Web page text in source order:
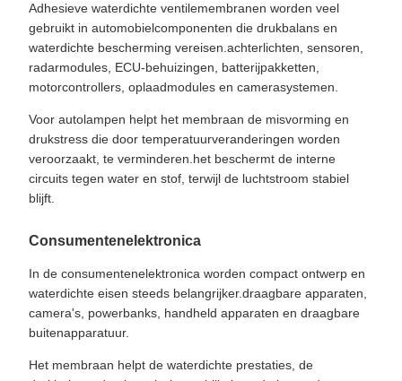
Adhesieve waterdichte ventilemembranen worden veel
gebruikt in automobielcomponenten die drukbalans en
waterdichte bescherming vereisen.achterlichten, sensoren,
radarmodules, ECU-behuizingen, batterijpakketten,
motorcontrollers, oplaadmodules en camerasystemen.
Voor autolampen helpt het membraan de misvorming en
drukstress die door temperatuurveranderingen worden
veroorzaakt, te verminderen.het beschermt de interne
circuits tegen water en stof, terwijl de luchtstroom stabiel
blijft.
Consumentenelektronica
In de consumentenelektronica worden compact ontwerp en
waterdichte eisen steeds belangrijker.draagbare apparaten,
camera's, powerbanks, handheld apparaten en draagbare
buitenapparatuur.
Het membraan helpt de waterdichte prestaties, de